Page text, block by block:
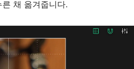
른 채 옮겨줍니다.